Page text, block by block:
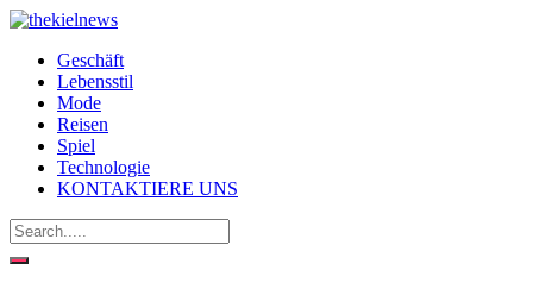
Geschäft
Lebensstil
Mode
Reisen
Spiel
Technologie
KONTAKTIERE UNS